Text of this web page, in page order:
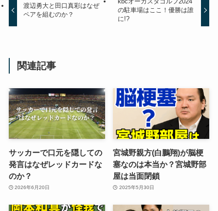
渡辺勇大と田口真彩はなぜ
ペアを組むのか？
の駐車場はここ！優勝は誰
に!?
関連記事
サッカーで口元を隠しての
発言はなぜレッドカードな
のか？
2026年6月20日
宮城野親方(白鵬翔)が脳梗
塞なのは本当か？宮城野部
屋は当面閉鎖
2025年5月30日